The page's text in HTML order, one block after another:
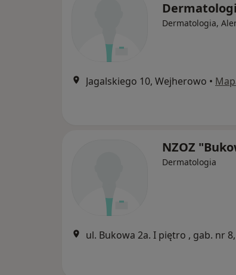
Dermatologia,
Jagalskiego 10, Wejherowo •
NZOZ
Dermatologia